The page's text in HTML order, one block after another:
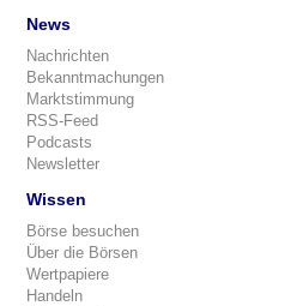
News
Nachrichten
Bekanntmachungen
Marktstimmung
RSS-Feed
Podcasts
Newsletter
Wissen
Börse besuchen
Über die Börsen
Wertpapiere
Handeln